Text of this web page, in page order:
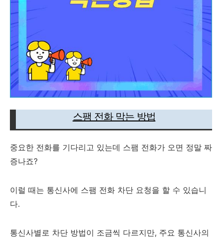
스팸 전화 막는 방법
중요한 전화를 기다리고 있는데 스팸 전화가 오면 정말 짜
증나죠?
이럴 때는 통신사에 스팸 전화 차단 요청을 할 수 있습니
다.
통신사별로 차단 방법이 조금씩 다르지만, 주요 통신사의